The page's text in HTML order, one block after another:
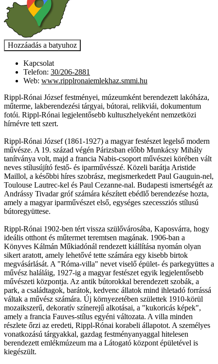
Kapcsolat
Telefon: 30/206-2881
Web: www.ripplronaiemlekhaz.smmi.hu
Rippl-Rónai József festményei, múzeumként berendezett lakóháza,
műterme, lakberendezési tárgyai, bútorai, relikviái, dokumentum
fotói. Rippl-Rónai legjelentősebb kultuszhelyeként nemzetközi
hírnévre tett szert.
Rippl-Rónai József (1861-1927) a magyar festészet legelső modern
művésze. A 19. század végén Párizsban előbb Munkácsy Mihály
tanítványa volt, majd a francia Nabis-csoport művészei körében vált
neves stílusújító festő- és iparművésszé. Közeli barátja Aristide
Maillol, a későbbi híres szobrász, megismerkedett Paul Gauguin-nel,
Toulouse Lautrec-kel és Paul Cezanne-nal. Budapesti ismertségét az
Andrássy Tivadar gróf számára készített ebédlő berendezése hozta,
amely a magyar iparművészet első, egységes szecessziós stílusú
bútoregyüttese.
Rippl-Rónai 1902-ben tért vissza szülővárosába, Kaposvárra, hogy
ideális otthont és műtermet teremtsen magának. 1906-ban a
Könyves Kálmán Műkiadónál rendezett kiállítása nyomán olyan
sikert aratott, amely lehetővé tette számára egy kisebb birtok
megvásárlását. A "Róma-villa" nevet viselő épület- és parkegyüttes a
művész haláláig, 1927-ig a magyar festészet egyik legjelentősebb
művészeti központja. Az antik bútorokkal berendezett szobák, a
park, a családtagok, barátok, kedvenc állatok mind ihletadó forrássá
váltak a művész számára. Új környezetében születtek 1910-körül
mozaikszerű, dekoratív színerejű alkotásai, a "kukoricás képek",
amely a francia Fauves-stílus egyéni változata. A villa minden
részlete őrzi az eredeti, Rippl-Rónai korabeli állapotot. A személyes
vonatkozású tárgyakkal, gazdag festményanyaggal hitelesen
berendezett emlékmúzeum ma a Látogató központ épületével is
kiegészült.